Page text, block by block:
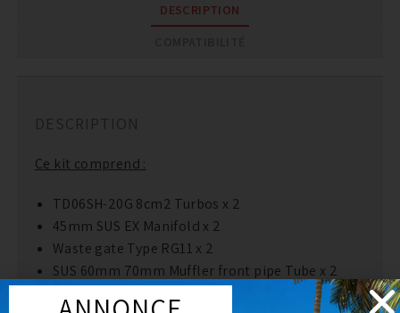
DESCRIPTION
DESCRIPTION
Ce kit comprend :
TD06SH-20G 8cm2 Turbos x 2
45mm SUS EX Manifold x 2
Waste gate Type RG11 x 2
SUS 60mm 70mm Muffler front pipe Tube x 2